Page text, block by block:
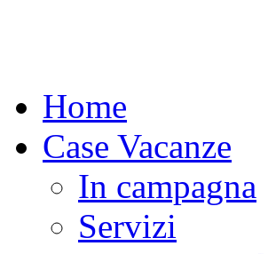
Home
Case Vacanze
In campagna
Servizi